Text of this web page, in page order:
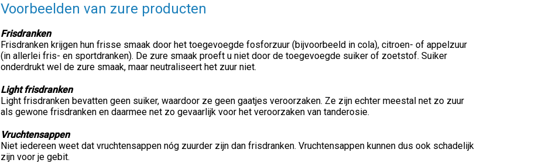
Voorbeelden van zure producten
Frisdranken
Frisdranken krijgen hun frisse smaak door het toegevoegde fosforzuur (bijvoorbeeld in cola), citroen- of appelzuur
(in allerlei fris- en sportdranken). De zure smaak proeft u niet door de toegevoegde suiker of zoetstof. Suiker
onderdrukt wel de zure smaak, maar neutraliseert het zuur niet.
Light frisdranken
Light frisdranken bevatten geen suiker, waardoor ze geen gaatjes veroorzaken. Ze zijn echter meestal net zo zuur
als gewone frisdranken en daarmee net zo gevaarlijk voor het veroorzaken van tanderosie.
Vruchtensappen
Niet iedereen weet dat vruchtensappen nóg zuurder zijn dan frisdranken. Vruchtensappen kunnen dus ook schadelijk
zijn voor je gebit.